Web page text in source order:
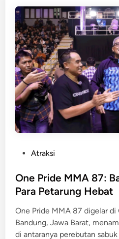
e
n
i
a
a
n
A
g
m
B
a
n
d
u
n
s
t
d
i
n
Atraksi
One Pride MMA 87:
Para Petarung Hebat
One Pride MMA 87 digelar di
Bandung, Jawa Barat,
di antaranya perebutan